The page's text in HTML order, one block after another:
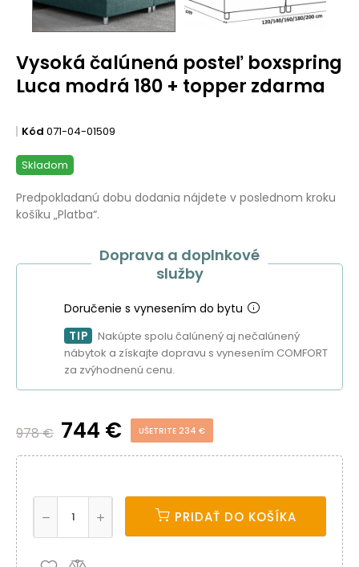
Vysoká čalúnená posteľ boxspring
Luca modrá 180 + topper zdarma
Kód 071-04-01509
Skladom
Predpokladanú dobu dodania nájdete v poslednom kroku
košíku „Platba“.
Doprava a doplnkové
služby
Doručenie s vynesením do bytu
TIP
Nakúpte spolu čalúnený aj nečalúnený
nábytok a získajte dopravu s vynesením COMFORT
za zvýhodnenú cenu.
978 € 744 € UŠETRITE 234 €
PRIDAŤ DO KOŠÍKA